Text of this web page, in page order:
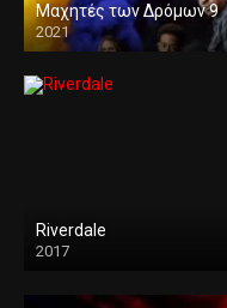
Μαχητές των Δρόμων 9
2021
Riverdale
2017